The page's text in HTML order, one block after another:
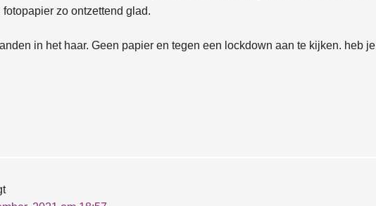
zo ontzettend glad.
in het haar. Geen papier en tegen een lockdown aan te kijken. heb je